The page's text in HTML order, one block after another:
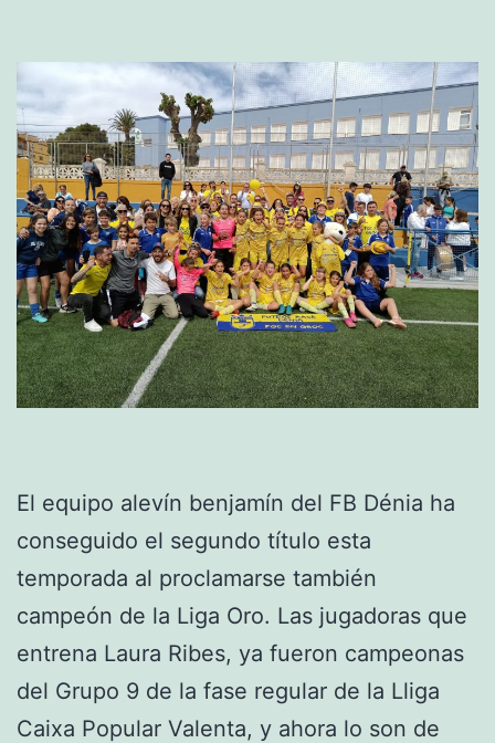
El equipo alevín benjamín del FB Dénia ha
conseguido el segundo título esta
temporada al proclamarse también
campeón de la Liga Oro. Las jugadoras que
entrena Laura Ribes, ya fueron campeonas
del Grupo 9 de la fase regular de la Lliga
Caixa Popular Valenta, y ahora lo son de